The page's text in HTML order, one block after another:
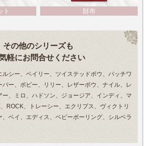
ト 財布
その他のシリーズも
軽にお問合せください
ルシー、ベイリー、ツイステッドボウ、パッチワ
バー、ボビー、リリー、レザーボウ、ナイル、レ
ー、ミロ、ハドソン、ジョージア、インディ、マ
ROCK、トレーシー、エクリプス、ヴィクトリ
、ベイ、エディス、ベビーボーリング、シルベラ